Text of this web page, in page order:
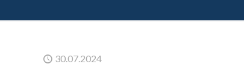
30.07.2024